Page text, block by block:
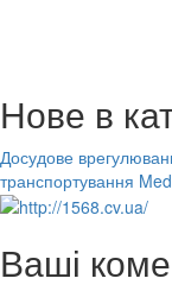
Нове в
Досудове
транспортування
Ваші